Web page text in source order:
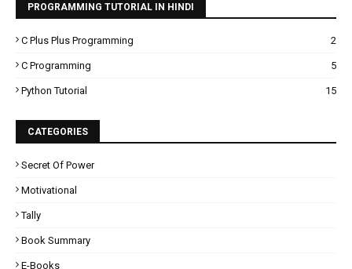
PROGRAMMING TUTORIAL IN HINDI
C Plus Plus Programming 2
C Programming 5
Python Tutorial 15
CATEGORIES
Secret Of Power
Motivational
Tally
Book Summary
E-Books